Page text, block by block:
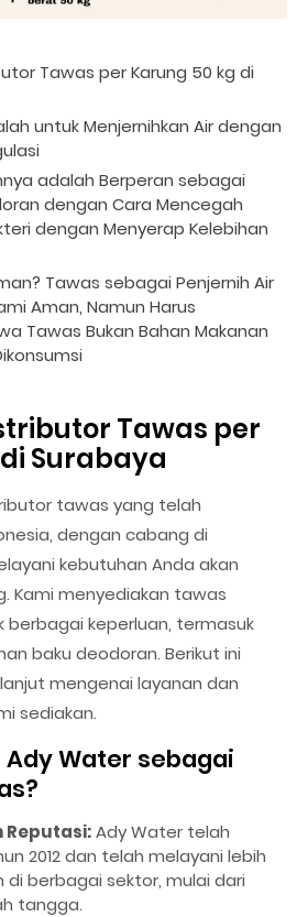
Tawas per Karung 50 kg di
untuk Menjernihkan Air dengan
adalah Berperan sebagai
dengan Cara Mencegah
dengan Menyerap Kelebihan
Tawas sebagai Penjernih Air
Aman, Namun Harus
Tawas Bukan Bahan Makanan
Tawas per
Surabaya
tawas yang telah
dengan cabang di
kebutuhan Anda akan
Kami menyediakan tawas
berbagai keperluan, termasuk
baku deodoran. Berikut ini
mengenai layanan dan
sediakan.
Ady Water sebagai
Reputasi:Ady Water telah
2012 dan telah melayani lebih
di berbagai sektor, mulai dari
tangga.